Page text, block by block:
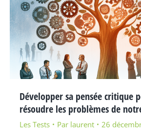
Développer sa pensée critique
résoudre les problèmes de
Les Tests Par laurent 26